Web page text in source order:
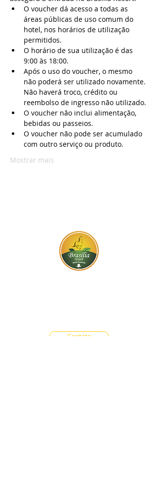
O voucher dá acesso a todas as
áreas públicas de uso comum do
hotel, nos horários de utilização
permitidos.
O horário de sua utilização é das
9:00 às 18:00.
Após o uso do voucher, o mesmo
não poderá ser utilizado novamente.
Não haverá troco, crédito ou
reembolso de ingresso não utilizado.
O voucher não inclui alimentação,
bebidas ou passeios.
O voucher não pode ser acumulado
com outro serviço ou produto.
Mostrar mais
Contato